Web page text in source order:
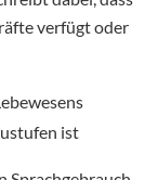
verfügt oder
ist